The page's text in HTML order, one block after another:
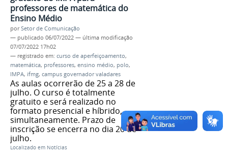
professores de matemática do
Ensino Médio
porSetor de Comunicação
— publicado 06/07/2022 — última modificação
07/07/2022 17h02
— registrado em: curso de aperfeiçoamento,
matemática, professores, ensino médio, polo,
IMPA, ifmg, campus governador valadares
As aulas ocorrerão de 25 a 28 de
julho. O curso é totalmente
gratuito e será realizado no
formato presencial e híbrido,
simultaneamente. Prazo de
inscrição se encerra no dia 20 de
julho.
Localizado em Notícias